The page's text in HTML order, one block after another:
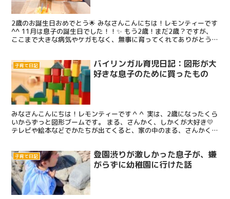
2歳のお誕生日おめでとう🌟 みなさんこんにちは！レモンティーです
^^ 11月は息子の誕生日でした！！✨ もう2歳！まだ2歳？ですが、
ここまで大きな病気やケガもなく、無事に育ってくれてありがとう
子育て日記
バイリンガル育児日記：図形が大
好きな息子のために買ったもの
みなさんこんにちは！レモンティーです＾＾ 実は、2歳になったくら
いからずっと図形ブームです。 まる、さんかく、しかくが大好き💛
テレビや絵本などでかたちが出てくると、家の中のまる、さんかく、
子育て日記
登園渋りが激しかった息子が、嫌
がらずに幼稚園に行けた話